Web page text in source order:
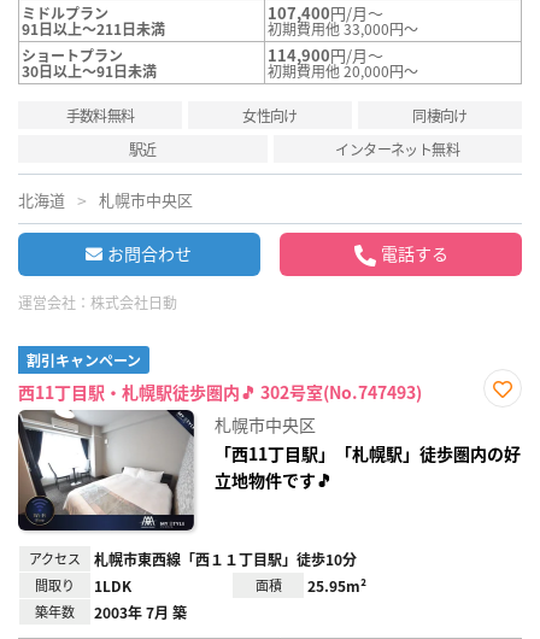
ミドルプラン
91日以上～211日未満
107,400円/月～
初期費用他 33,000円～
ショートプラン
30日以上～91日未満
114,900円/月～
初期費用他 20,000円～
手数料無料 女性向け
同棲向け
駅近
インターネット無料
北海道 札幌市中央区
お問合わせ 電話する
運営会社： 株式会社日動
割引キャンペーン
西11丁目駅・札幌駅徒歩圏内🎵 302号室(No.747493)
り登
録
札幌市中央区
「西11丁目駅」「札幌駅」徒歩圏内の好
立地物件です🎵
アクセス 札幌市東西線「西１１丁目駅」徒歩10分
間取り 1LDK 面積 25.95m²
築年数 2003年 7月 築